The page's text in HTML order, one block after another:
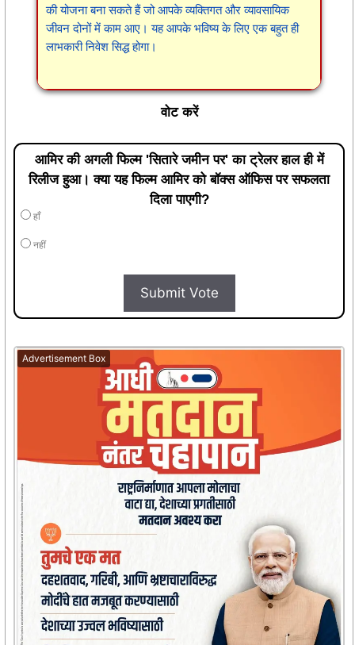
की योजना बना सकते हैं जो आपके व्यक्तिगत और व्यावसायिक
जीवन दोनों में काम आए। यह आपके भविष्य के लिए एक बहुत ही
लाभकारी निवेश सिद्ध होगा।
वोट करें
आमिर की अगली फिल्म 'सितारे जमीन पर' का ट्रेलर हाल ही में
रिलीज हुआ। क्या यह फिल्म आमिर को बॉक्स ऑफिस पर सफलता
दिला पाएगी?
हाँ
नहीं
Submit Vote
Advertisement Box